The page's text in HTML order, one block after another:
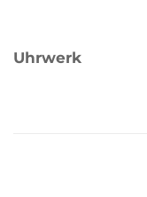
Uhrwerk